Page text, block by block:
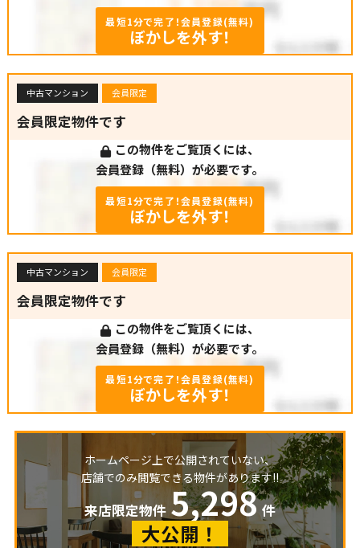
最短1分で完了！会員登録(無料)
ぼかしを外す！
中古マンション 会員限定
会員限定物件です
この物件をご覧頂くには、
会員登録（無料）が必要です。
最短1分で完了！会員登録(無料)
ぼかしを外す！
中古マンション 会員限定
会員限定物件です
この物件をご覧頂くには、
会員登録（無料）が必要です。
最短1分で完了！会員登録(無料)
ぼかしを外す！
ホームページ上で公開されていない、
店舗でのみ閲覧できる物件があります!!
来店限定物件 5,298 件
大公開！